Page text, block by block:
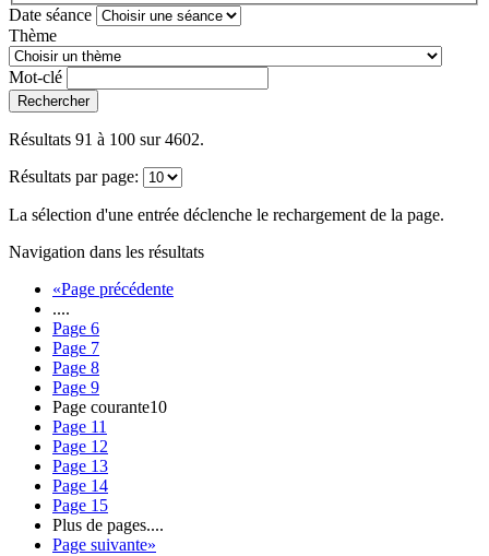
Date séance
Thème
Mot-clé
Rechercher
Résultats 91 à 100 sur 4602.
Résultats par page:
La sélection d'une entrée déclenche le rechargement de la page.
Navigation dans les résultats
«Page précédente
....
Page 6
Page 7
Page 8
Page 9
Page courante10
Page 11
Page 12
Page 13
Page 14
Page 15
Plus de pages....
Page suivante»